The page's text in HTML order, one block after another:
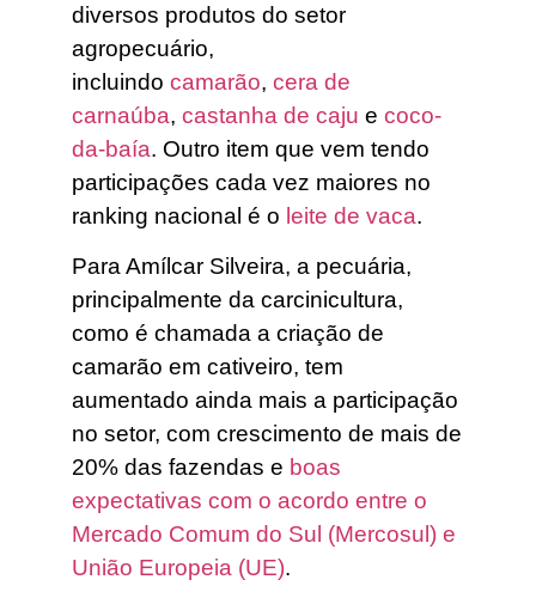
diversos produtos do setor
agropecuário,
incluindo camarão, cera de
carnaúba, castanha de caju e coco-
da-baía. Outro item que vem tendo
participações cada vez maiores no
ranking nacional é o leite de vaca.
Para Amílcar Silveira, a pecuária,
principalmente da carcinicultura,
como é chamada a criação de
camarão em cativeiro, tem
aumentado ainda mais a participação
no setor, com crescimento de mais de
20% das fazendas e boas
expectativas com o acordo entre o
Mercado Comum do Sul (Mercosul) e
União Europeia (UE).